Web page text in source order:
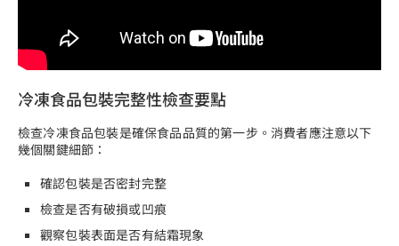
冷凍食品包裝完整性檢查要點
檢查冷凍食品包裝是確保食品品質的第一步。消費者應注意以下
幾個關鍵細節：
確認包裝是否密封完整
檢查是否有破損或凹痕
觀察包裝表面是否有結霜現象